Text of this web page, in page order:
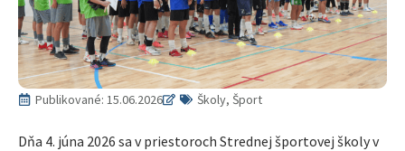
Publikované: 15.06.2026 Školy, Šport
Dňa 4. júna 2026 sa v priestoroch Strednej športovej školy v